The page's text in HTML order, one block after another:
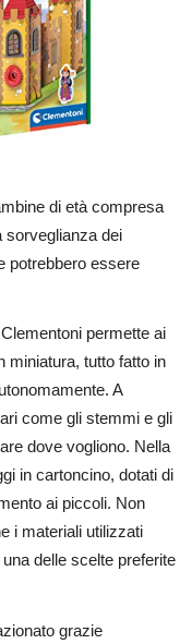
di età compresa
sorveglianza dei
potrebbero essere
permette ai
miniatura, tutto fatto in
A
come gli stemmi e gli
dove vogliono. Nella
in cartoncino, dotati di
ai piccoli. Non
i materiali utilizzati
delle scelte preferite
grazie